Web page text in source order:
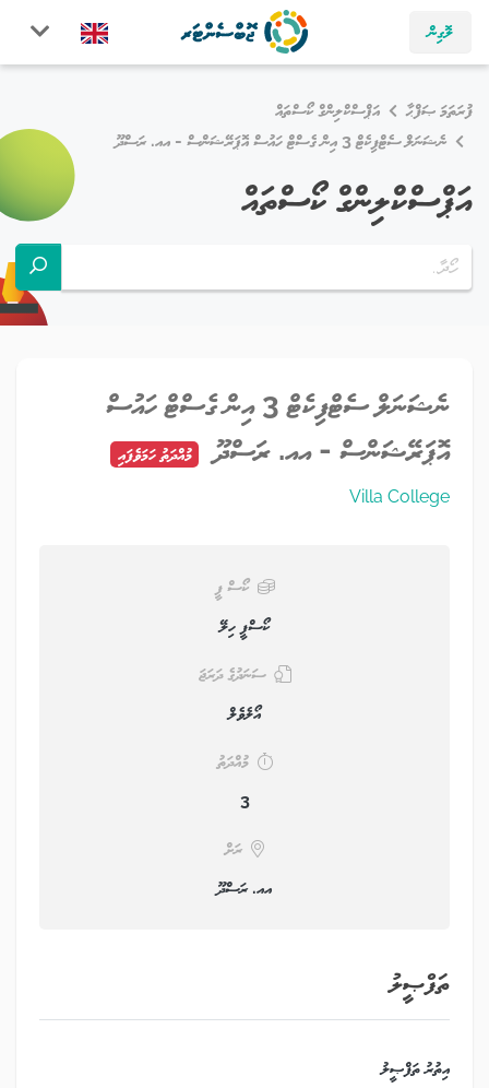
ލޮގިން
ފުރަތަމަ ޞަފްޙާ
އަޕްސްކްލިންގް ކޯސްތައް
ނެޝަނަލް ސެޓްފިކެޓް 3 އިން ގެސްޓް ހައުސް އޮޕަރޭޝަންސް - އއ. ރަސްދޫ
އަޕްސްކްލިންގް ކޯސްތައް
ނެޝަނަލް ސެޓްފިކެޓް 3 އިން ގެސްޓް ހައުސް
އޮޕަރޭޝަންސް - އއ. ރަސްދޫ
މުއްދަތު ހަމަވެފައި
Villa College
ކޯސް ފީ
ކޯސްފީ ހިލޭ
ސަނަދުގެ ދަރަޖަ
އޯލެވެލް
މުއްދަތު
3
ރަށް
އއ. ރަސްދޫ
ތަފްޞީލު
އިތުރު ތަފްޞީލު